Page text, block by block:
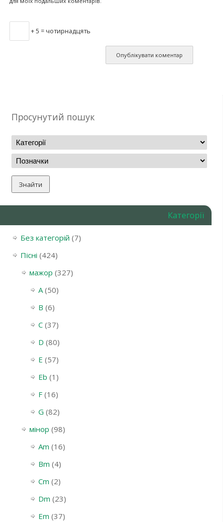
+ 5 = чотирнадцять
Просунутий пошук
Категорії
Без категорій (7)
Пісні (424)
мажор (327)
A(50)
B (6)
C(37)
D (80)
E (57)
Eb (1)
F(16)
G (82)
мінор (98)
Am (16)
Bm (4)
Cm (2)
Dm (23)
Em (37)